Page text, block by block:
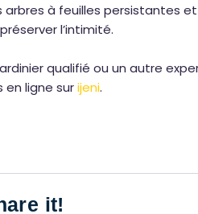
arbres à feuilles persistantes
l’intimité.
qualifié ou un autre
en ligne surijeni.
it!